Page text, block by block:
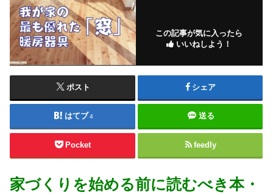
この記事が気に入ったら
いいねしよう！
ポスト シェア
はてブ4 送る
Pocket feedly
家づくりを始める前に読むべき本・